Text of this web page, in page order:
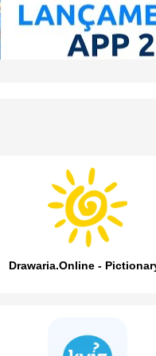
Drawaria.Online -